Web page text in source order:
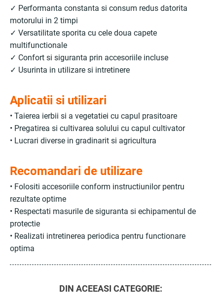
✓ Performanta constanta si consum redus datorita
motorului in 2 timpi
✓ Versatilitate sporita cu cele doua capete
multifunctionale
✓ Confort si siguranta prin accesoriile incluse
✓ Usurinta in utilizare si intretinere
Aplicatii si utilizari
• Taierea ierbii si a vegetatiei cu capul prasitoare
• Pregatirea si cultivarea solului cu capul cultivator
• Lucrari diverse in gradinarit si agricultura
Recomandari de utilizare
• Folositi accesoriile conform instructiunilor pentru
rezultate optime
• Respectati masurile de siguranta si echipamentul de
protectie
• Realizati intretinerea periodica pentru functionare
optima
DIN ACEEASI CATEGORIE: